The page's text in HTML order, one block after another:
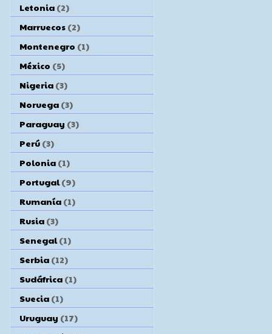
Letonia (2)
Marruecos (2)
Montenegro (1)
México (5)
Nigeria (3)
Noruega (3)
Paraguay (3)
Perú (3)
Polonia (1)
Portugal (9)
Rumanía (1)
Rusia (3)
Senegal (1)
Serbia (12)
Sudáfrica (1)
Suecia (1)
Uruguay (17)